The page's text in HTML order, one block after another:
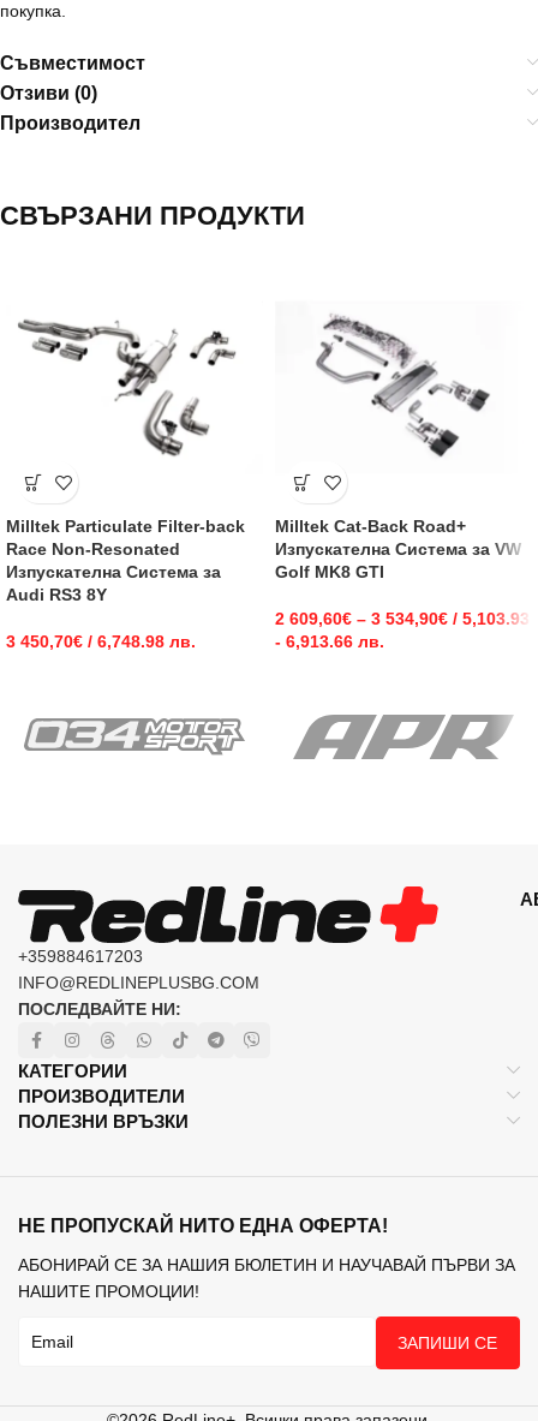
покупка.
Съвместимост
Отзиви (0)
Производител
СВЪРЗАНИ ПРОДУКТИ
Milltek Particulate Filter-back
Race Non-Resonated
Изпускателна Система за
Audi RS3 8Y
3 450,70€ / 6,748.98 лв.
Milltek Cat-Back Road+
Изпускателна Система за VW
Golf MK8 GTI
2 609,60€ – 3 534,90€ / 5,103.93
- 6,913.66 лв.
+359884617203
INFO@REDLINEPLUSBG.COM
ПОСЛЕДВАЙТЕ НИ:
КАТЕГОРИИ
ПРОИЗВОДИТЕЛИ
ПОЛЕЗНИ ВРЪЗКИ
НЕ ПРОПУСКАЙ НИТО ЕДНА ОФЕРТА!
АБОНИРАЙ СЕ ЗА НАШИЯ БЮЛЕТИН И НАУЧАВАЙ ПЪРВИ ЗА
НАШИТЕ ПРОМОЦИИ!
ЗАПИШИ СЕ